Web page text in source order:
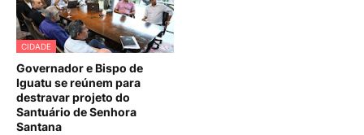
CIDADE
Governador e Bispo de
Iguatu se reúnem para
destravar projeto do
Santuário de Senhora
Santana